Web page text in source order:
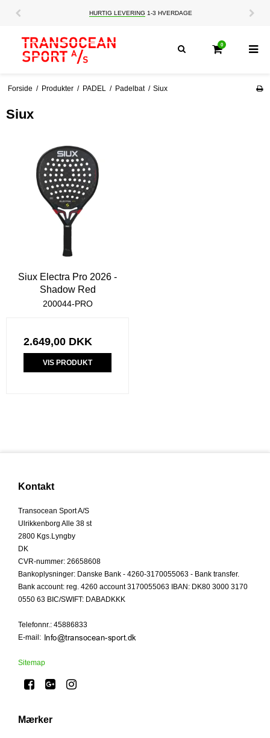
HURTIG LEVERING 1-3 HVERDAGE
0
Forside / Produkter / PADEL / Padelbat / Siux
Siux
Siux Electra Pro 2026 -
Shadow Red
200044-PRO
2.649,00 DKK
VIS PRODUKT
Kontakt
Transocean Sport A/S
Ulrikkenborg Alle 38 st
2800 Kgs.Lyngby
DK
CVR-nummer: 26658608
Bankoplysninger: Danske Bank - 4260-3170055063 - Bank transfer.
Bank account: reg. 4260 account 3170055063 IBAN: DK80 3000 3170
0550 63 BIC/SWIFT: DABADKKK
Telefonnr.: 45886833
E-mail :
Sitemap
Mærker